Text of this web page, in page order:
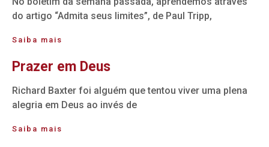
do artigo “Admita seus limites”, de Paul Tripp,
Saiba mais
Prazer em Deus
Richard Baxter foi alguém que tentou viver uma plena
alegria em Deus ao invés de
Saiba mais